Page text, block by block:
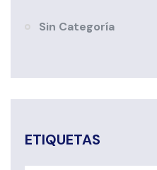
Sin Categoría
ETIQUETAS